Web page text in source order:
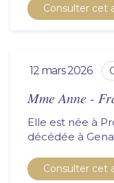
Consulter cet
12 mars 2026
Mme Anne -
Elle est née à
décédée à
Consulter cet